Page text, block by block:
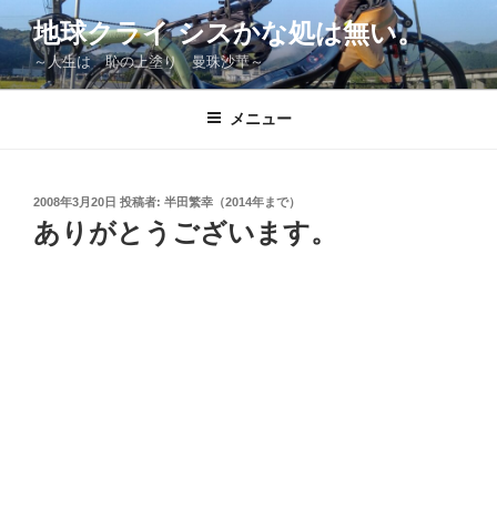
ン
テ
ン
地球クライ シスかな処は無い。
～人生は 恥の上塗り 曼珠沙華～
メニュー
投
稿
日:
2008年3月20日 投稿者: 半田繁幸（2014年まで）
ありがとうございます。